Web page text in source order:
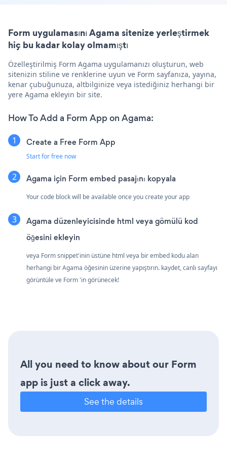
Form uygulamasını Agama sitenize yerleştirmek
hiç bu kadar kolay olmamıştı
Özelleştirilmiş Form Agama uygulamanızı oluşturun, web
sitenizin stiline ve renklerine uyun ve Form sayfanıza, yayına,
kenar çubuğunuza, altbilginize veya istediğiniz herhangi bir
yere Agama ekleyin bir site.
How To Add a Form App on Agama:
Create a Free Form App
Start for free now
Agama için Form embed pasajını kopyala
Your code block will be available once you create your app
Agama düzenleyicisinde html veya gömülü kod
öğesini ekleyin
veya Form snippet'inin üstüne html veya bir embed kodu alan
herhangi bir Agama öğesinin üzerine yapıştırın. kaydet, canlı sayfayı
görüntüle ve Form 'in görünecek!
All you need to know about our Form
app is just a click away.
See the details